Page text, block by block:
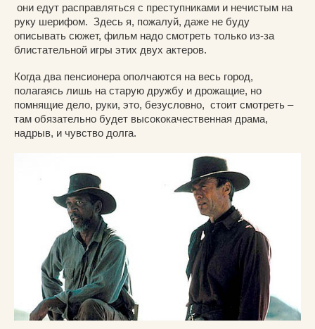
они едут расправляться с преступниками и нечистым на
руку шерифом. Здесь я, пожалуй, даже не буду
описывать сюжет, фильм надо смотреть только из-за
блистательной игры этих двух актеров.
Когда два пенсионера ополчаются на весь город,
полагаясь лишь на старую дружбу и дрожащие, но
помнящие дело, руки, это, безусловно, стоит смотреть –
там обязательно будет высококачественная драма,
надрыв, и чувство долга.